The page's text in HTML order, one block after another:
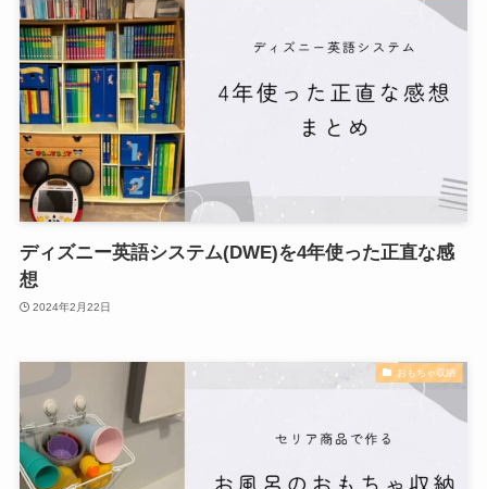
ディズニー英語システム(DWE)を4年使った正直な感
想
2024年2月22日
おもちゃ収納